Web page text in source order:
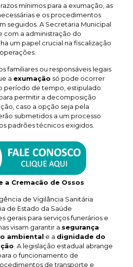
mínimos para a exumação, as
e os procedimentos
seguidos. A Secretaria Municipal
com a administração do
um papel crucial na fiscalização
familiares ou responsáveis legais
a exumação só pode ocorrer
período de tempo, estipulado
permitir a decomposição
caso a opção seja pela
submetidos a um processo
padrões técnicos exigidos.
a Cremacão de Ossos
de Vigilância Sanitária
de Estado da Saúde
gerais para serviços funerários e
visam garantir a segurança
ambiental e a dignidade do
. A legislação estadual abrange
o funcionamento de
de transporte e